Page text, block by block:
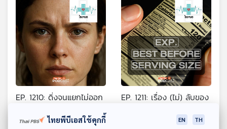
EP. 1210: ดิ่งจนแยกไม่ออก
หรือแค่เราคิดมากไปเอง?
โรงหมอ
EP. 1211: เรื่อง (ไม่) ลับของ
ไทยพีบีเอสใช้คุกกี้ EN TH